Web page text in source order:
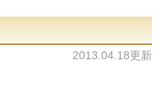
2013.04.18更新